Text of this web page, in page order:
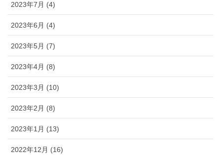
2023年7月 (4)
2023年6月 (4)
2023年5月 (7)
2023年4月 (8)
2023年3月 (10)
2023年2月 (8)
2023年1月 (13)
2022年12月 (16)